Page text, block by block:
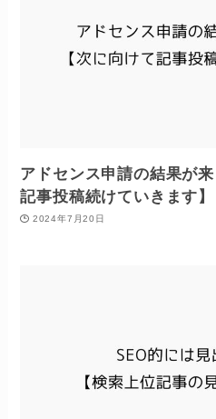
アドセンス申請の結果が
記事投稿続けていきます】
2024年7月20日